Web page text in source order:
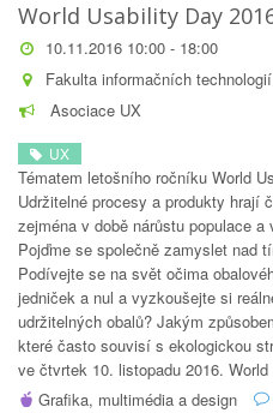
World Usability Day
10.11.2016 10:00 - 18:00
Fakulta informačních
Asociace UX
UX
Tématem letošního ročníku World
Udržitelné procesy a produkty
zejména v době nárůstu populace
Pojďme se společně zamyslet nad
Podívejte se na svět očima
jedniček a nul a vyzkoušejte si
udržitelných obalů? Jakým
které často souvisí s ekologickou
ve čtvrtek 10. listopadu 2016.
Grafika, multimédia a design